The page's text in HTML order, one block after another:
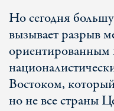
Но сегодня
вызывает разрыв
ориентированным
Востоком,
но не все страны